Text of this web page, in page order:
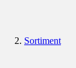
Sortiment